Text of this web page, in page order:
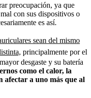
preocupación, ya que
con sus dispositivos o
es así.
sean del mismo
principalmente por el
desgaste y su batería
como el calor, la
afectar a uno más que al